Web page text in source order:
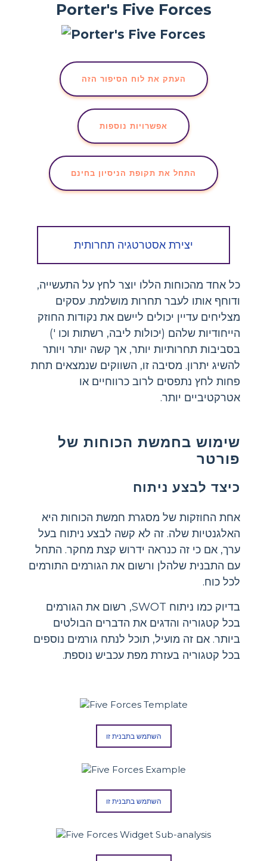
Porter's Five Forces
העתק את לוח הסיפור הזה
אפשרויות נוספות
התחל את תקופת הניסיון בחינם
יצירת אסטרטגיה תחרותית
כל אחד מהכוחות הללו יוצר לחץ על התעשייה,
ודוחף אותו לעבר תחרות מושלמת. עסקים
מצליחים עדיין יכולים ליישם את נקודות החוזק
הייחודיות שלהם (יכולות ליבה, רשתות וכו ')
בסביבות תחרותיות יותר, אך קשה יותר ויותר
להשיג יתרון. מסיבה זו, השווקים שנמצאים תחת
פחות לחץ נתפסים לרוב כרווחיים או
אטרקטיביים יותר.
שימוש בחמשת הכוחות של
פורטר
כיצד לבצע ניתוח
אחת החוזקות של מסגרת חמשת הכוחות היא
האלגנטיות שלה. זה לא קשה לבצע ניתוח בעל
ערך, אם כי זה כנראה ידרוש קצת מחקר. התחל
עם התבנית שלהלן ורשום את הגורמים התורמים
לכל כוח.
בדיוק כמו ניתוח SWOT, רשום את הגורמים
בכל קטגוריה והדגים את הדברים הבולטים
ביותר. אם זה מועיל, תוכל לנתח גורמים נוספים
בכל קטגוריה בעזרת מפת עכביש נוספת.
השתמש בתבנית זו
השתמש בתבנית זו